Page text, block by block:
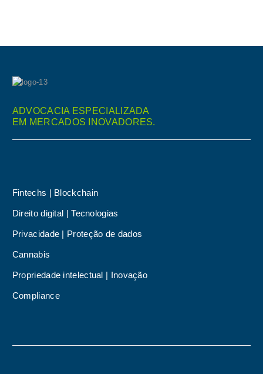
ADVOCACIA ESPECIALIZADA
EM MERCADOS INOVADORES.
Fintechs | Blockchain
Direito digital | Tecnologias
Privacidade | Proteção de dados
Cannabis
Propriedade intelectual | Inovação
Compliance